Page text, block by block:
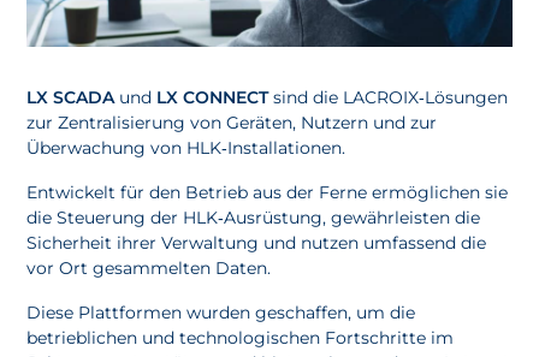
LX SCADAund LX CONNECTsind die LACROIX‑Lösungen
zur Zentralisierung von Geräten, Nutzern und zur
Überwachung von HLK‑Installationen.
Entwickelt für den Betrieb aus der Ferne ermöglichen sie
die Steuerung der HLK‑Ausrüstung, gewährleisten die
Sicherheit ihrer Verwaltung und nutzen umfassend die
vor Ort gesammelten Daten.
Diese Plattformen wurden geschaffen, um die
betrieblichen und technologischen Fortschritte im